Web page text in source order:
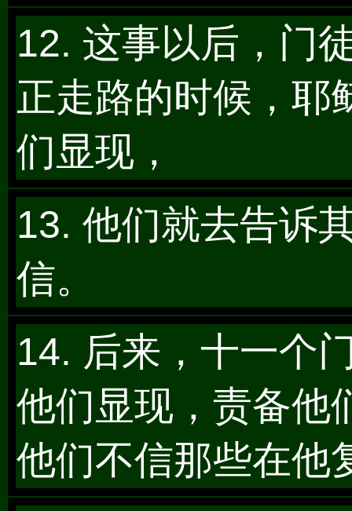
12. 这事以后，门
正走路的时候，耶
们显现，
13. 他们就去告诉
信。
14. 后来，十一个
他们显现，责备他
他们不信那些在他